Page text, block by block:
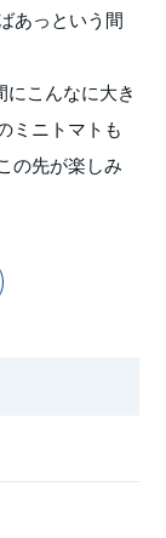
あっという間
こんなに大き
ミニトマトも
の先が楽しみ